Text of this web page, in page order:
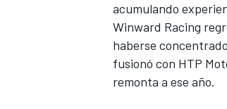
acumulando
Winward Racing
haberse
fusionó con HTP
remonta a ese año.